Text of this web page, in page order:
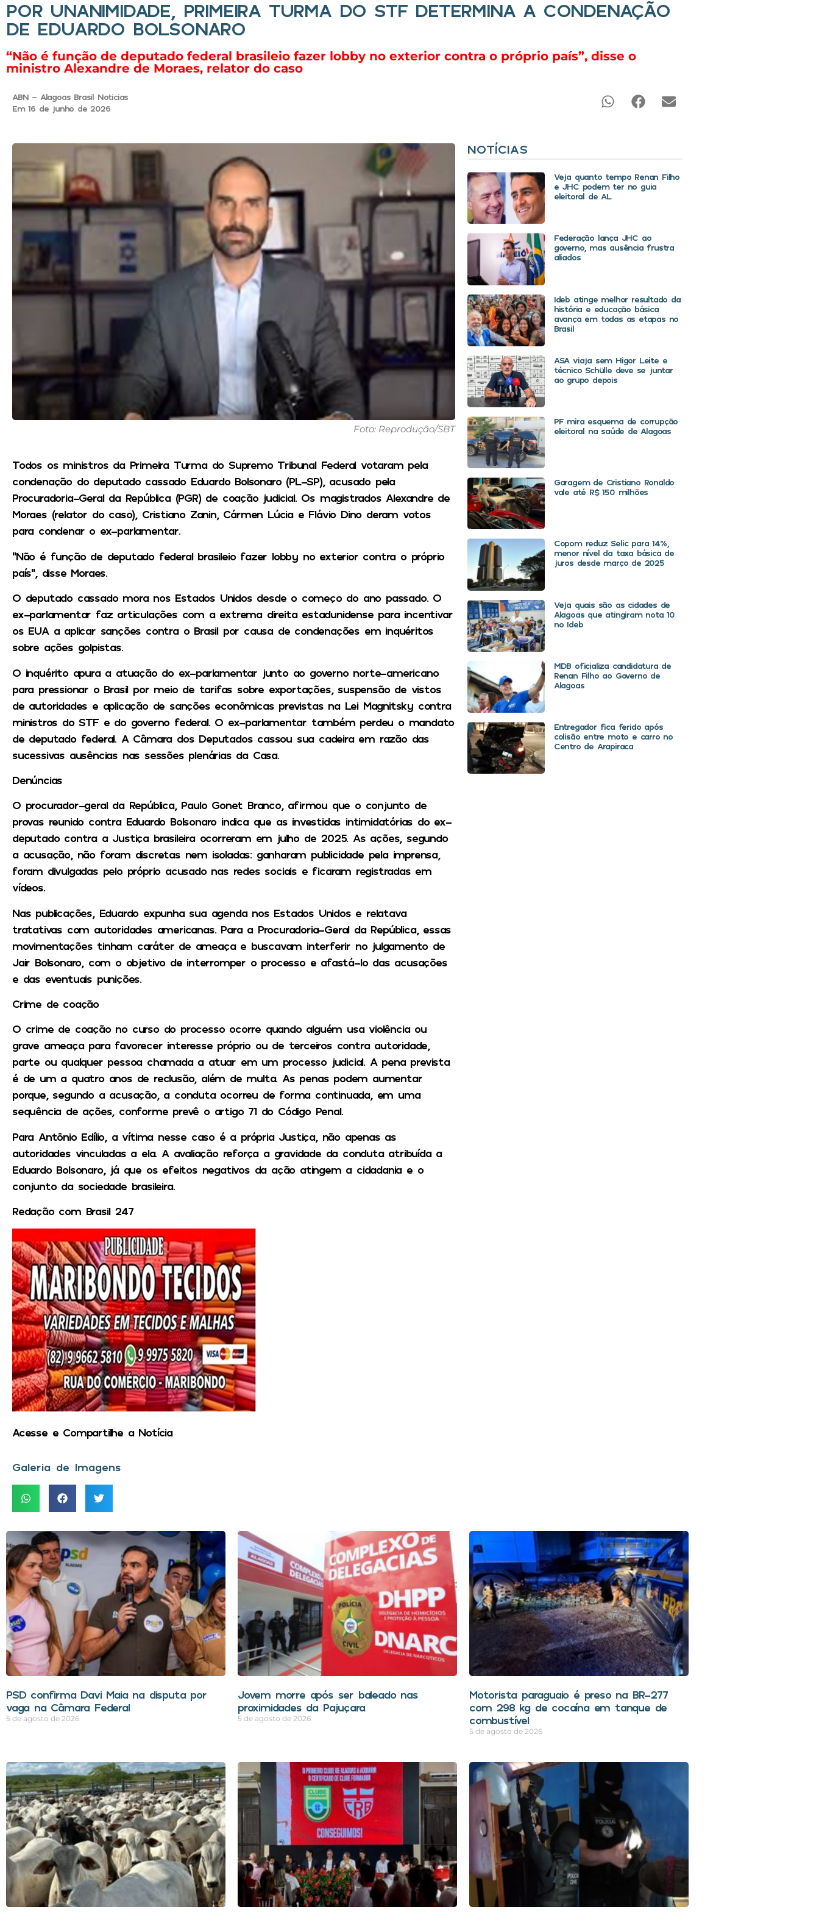
POR UNANIMIDADE, PRIMEIRA TURMA DO STF DETERMINA A CONDENAÇÃO
DE EDUARDO BOLSONARO
“Não é função de deputado federal brasileio fazer lobby no exterior contra o próprio país”, disse o
ministro Alexandre de Moraes, relator do caso
ABN - Alagoas Brasil Noticias
Em 16 de junho de 2026
Foto: Reprodução/SBT
Todos os ministros da Primeira Turma do Supremo Tribunal Federal votaram pela
condenação do deputado cassado Eduardo Bolsonaro (PL-SP), acusado pela
Procuradoria-Geral da República (PGR) de coação judicial. Os magistrados Alexandre de
Moraes (relator do caso), Cristiano Zanin, Cármen Lúcia e Flávio Dino deram votos
para condenar o ex-parlamentar.
“Não é função de deputado federal brasileio fazer lobby no exterior contra o próprio
país”, disse Moraes.
O deputado cassado mora nos Estados Unidos desde o começo do ano passado. O
ex-parlamentar faz articulações com a extrema direita estadunidense para incentivar
os EUA a aplicar sanções contra o Brasil por causa de condenações em inquéritos
sobre ações golpistas.
O inquérito apura a atuação do ex-parlamentar junto ao governo norte-americano
para pressionar o Brasil por meio de tarifas sobre exportações, suspensão de vistos
de autoridades e aplicação de sanções econômicas previstas na Lei Magnitsky contra
ministros do STF e do governo federal. O ex-parlamentar também perdeu o mandato
de deputado federal. A Câmara dos Deputados cassou sua cadeira em razão das
sucessivas ausências nas sessões plenárias da Casa.
Denúncias
O procurador-geral da República, Paulo Gonet Branco, afirmou que o conjunto de
provas reunido contra Eduardo Bolsonaro indica que as investidas intimidatórias do ex-
deputado contra a Justiça brasileira ocorreram em julho de 2025. As ações, segundo
a acusação, não foram discretas nem isoladas: ganharam publicidade pela imprensa,
foram divulgadas pelo próprio acusado nas redes sociais e ficaram registradas em
vídeos.
Nas publicações, Eduardo expunha sua agenda nos Estados Unidos e relatava
tratativas com autoridades americanas. Para a Procuradoria-Geral da República, essas
movimentações tinham caráter de ameaça e buscavam interferir no julgamento de
Jair Bolsonaro, com o objetivo de interromper o processo e afastá-lo das acusações
e das eventuais punições.
Crime de coação
O crime de coação no curso do processo ocorre quando alguém usa violência ou
grave ameaça para favorecer interesse próprio ou de terceiros contra autoridade,
parte ou qualquer pessoa chamada a atuar em um processo judicial. A pena prevista
é de um a quatro anos de reclusão, além de multa. As penas podem aumentar
porque, segundo a acusação, a conduta ocorreu de forma continuada, em uma
sequência de ações, conforme prevê o artigo 71 do Código Penal.
Para Antônio Edílio, a vítima nesse caso é a própria Justiça, não apenas as
autoridades vinculadas a ela. A avaliação reforça a gravidade da conduta atribuída a
Eduardo Bolsonaro, já que os efeitos negativos da ação atingem a cidadania e o
conjunto da sociedade brasileira.
Redação com Brasil 247
Acesse e Compartilhe a Notícia
Galeria de Imagens
NOTÍCIAS
Veja quanto tempo Renan Filho
e JHC podem ter no guia
eleitoral de AL
Federação lança JHC ao
governo, mas ausência frustra
aliados
Ideb atinge melhor resultado da
história e educação básica
avança em todas as etapas no
Brasil
ASA viaja sem Higor Leite e
técnico Schülle deve se juntar
ao grupo depois
PF mira esquema de corrupção
eleitoral na saúde de Alagoas
Garagem de Cristiano Ronaldo
vale até R$ 150 milhões
Copom reduz Selic para 14%,
menor nível da taxa básica de
juros desde março de 2025
Veja quais são as cidades de
Alagoas que atingiram nota 10
no Ideb
MDB oficializa candidatura de
Renan Filho ao Governo de
Alagoas
Entregador fica ferido após
colisão entre moto e carro no
Centro de Arapiraca
PSD confirma Davi Maia na disputa por
vaga na Câmara Federal
5 de agosto de 2026
Jovem morre após ser baleado nas
proximidades da Pajuçara
5 de agosto de 2026
Motorista paraguaio é preso na BR-277
com 298 kg de cocaína em tanque de
combustível
5 de agosto de 2026